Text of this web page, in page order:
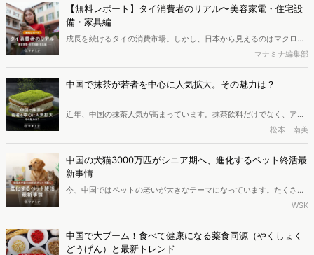
【無料レポート】タイ消費者のリアル〜美容家電・住宅設
備・家具編
成⻑を続けるタイの消費市場。しかし、⽇本から⾒えるのはマクロ統
計や店頭の⾵景までで、消費者が家の中で実際に何を使い、何にこだ
わって暮らしているかは⾒えにくいのが実情です 。本レポートでは、
美容家電・キッチン・家具の3 領域にフォーカスし、2 つのアンケー
トと投稿写真の分析により、タイの暮らしの実態を調査しました。※
マナミナ編集部
中国で抹茶が若者を中心に人気拡大。その魅力は？
近年、中国の抹茶人気が高まっています。抹茶飲料だけでなく、アイ
ス、ジェラート、チョコ、ラテ、お酒など数えきれないほどの抹茶商
品が登場しており、「万物皆可抹茶（なんでも抹茶味にできる）」と
いう言葉ができるほどです。この記事では、このような抹茶人気の背
景にある要因を紹介します。
松本 南美
中国の犬猫3000万匹がシニア期へ、進化するペット終活最
新事情
今、中国ではペットの老いが大きなテーマになっています。たくさん
の犬や猫がシニア期を迎え、ペット業界もかわいがるだけのフェーズ
から、最期まで寄り添うケアへと変わってきました。ペット保険、フ
ードと健康管理、そしてペット葬儀。広がり続けるこの市場で、今最
も注目されている変化をレポートします。
WSK
中国で大ブーム！食べて健康になる薬食同源（やくしょく
どうげん）と最新トレンド